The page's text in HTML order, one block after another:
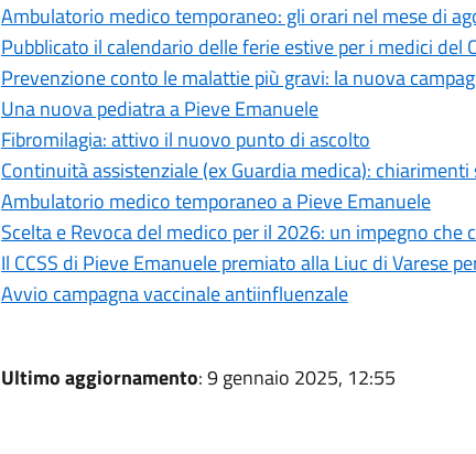
Ambulatorio medico temporaneo: gli orari nel mese di
Pubblicato il calendario delle ferie estive per i medici del
Prevenzione conto le malattie più gravi: la nuova
Una nuova pediatra a Pieve Emanuele
Fibromilagia: attivo il nuovo punto di ascolto
Continuità assistenziale (ex Guardia medica): chiarimenti
Ambulatorio medico temporaneo a Pieve Emanuele
Scelta e Revoca del medico per il 2026: un impegno che
Il CCSS di Pieve Emanuele premiato alla Liuc di Varese
Avvio campagna vaccinale antiinfluenzale
Ultimo aggiornamento: 9 gennaio 2025, 12:55